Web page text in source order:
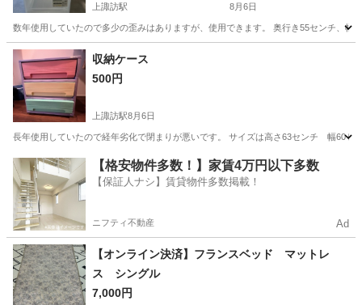
上諏訪駅 8月6日
数年使用していたので多少の歪みはありますが、使用できます。 奥行き55センチ、幅
長野 諏訪市 上諏訪駅
収納ケース
500円
上諏訪駅8月6日
長年使用していたので経年劣化で閉まりが悪いです。 サイズは高さ63センチ 幅60
長野 諏訪市 上諏訪駅 収納家具
【格安物件多数！】家賃4万円以下多数
【保証人ナシ】賃貸物件多数掲載！
ニフティ不動産 Ad
【オンライン決済】フランスベッド マットレ
ス シングル
7,000円